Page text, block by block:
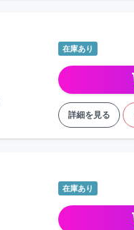
在庫あり
詳細を見る
在庫あり